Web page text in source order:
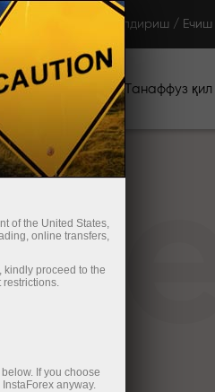
Тўлдириш / Ечиш
Танаффуз қил
of the United States,
online transfers,
kindly proceed to the
restrictions.
If you choose
anyway.